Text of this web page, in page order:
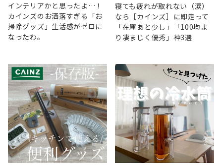
インテリアかと思ったよ…！
カインズのお洒落すぎる「お
掃除グッズ」生活感がゼロに
なったわ。
寝ても疲れが取れない（涙）
なら［カインズ］に即走って
「在庫あと少し」「100均よ
り凄まじく優秀」神3選